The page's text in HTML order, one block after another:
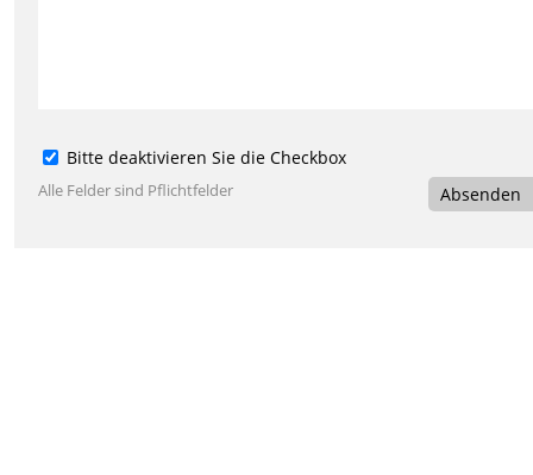
Bitte deaktivieren Sie die Checkbox
Alle Felder sind Pflichtfelder Absenden